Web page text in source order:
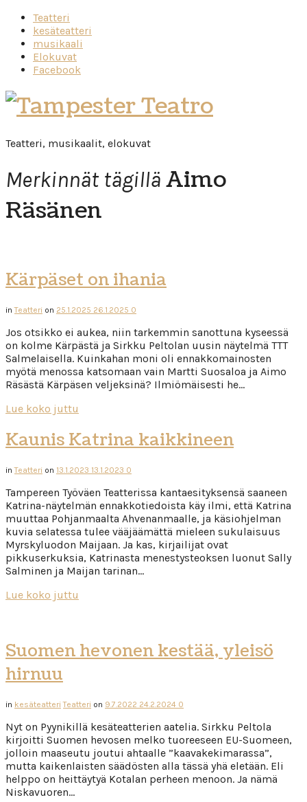
Teatteri
kesäteatteri
musikaali
Elokuvat
Facebook
Tampester
Teatro
Teatteri, musikaalit, elokuvat
Merkinnät tägillä Aimo
Räsänen
Kärpäset on ihania
inTeatteri on 25.1.2025 26.1.2025 0
Jos otsikko ei aukea, niin tarkemmin sanottuna kyseessä
on kolme Kärpästä ja Sirkku Peltolan uusin näytelmä TTT
Salmelaisella. Kuinkahan moni oli ennakkomainosten
myötä menossa katsomaan vain Martti Suosaloa ja Aimo
Räsästä Kärpäsen veljeksinä? Ilmiömäisesti he…
Lue koko juttu
Kaunis Katrina kaikkineen
inTeatteri on 13.1.2023 13.1.2023 0
Tampereen Työväen Teatterissa kantaesityksensä saaneen
Katrina-näytelmän ennakkotiedoista käy ilmi, että Katrina
muuttaa Pohjanmaalta Ahvenanmaalle, ja käsiohjelman
kuvia selatessa tulee vääjäämättä mieleen sukulaisuus
Myrskyluodon Maijaan. Ja kas, kirjailijat ovat
pikkuserkuksia, Katrinasta menestysteoksen luonut Sally
Salminen ja Maijan tarinan…
Lue koko juttu
Suomen hevonen kestää, yleisö
hirnuu
in kesäteatteri Teatteri on 9.7.2022 24.2.2024 0
Nyt on Pyynikillä kesäteatterien aatelia. Sirkku Peltola
kirjoitti Suomen hevosen melko tuoreeseen EU-Suomeen,
jolloin maaseutu joutui ahtaalle ”kaavakekimarassa”,
mutta kaikenlaisten säädösten alla tässä yhä eletään. Eli
helppo on heittäytyä Kotalan perheen menoon. Ja nämä
Niskavuoren…